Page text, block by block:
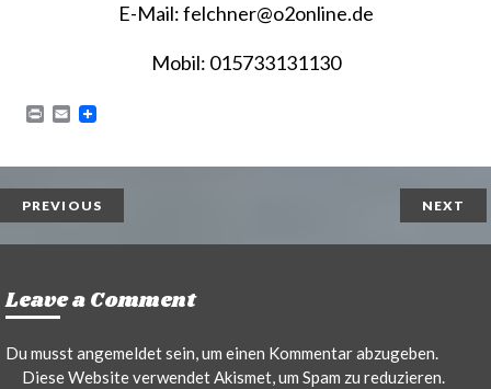
E-Mail: felchner@o2online.de
Mobil: 015733131130
P
n
E
i
PREVIOUS NEXT
Leave a Comment
Du musstangemeldetsein, um einen Kommentar abzugeben.
Diese Website verwendet Akismet, um Spam zu reduzieren.